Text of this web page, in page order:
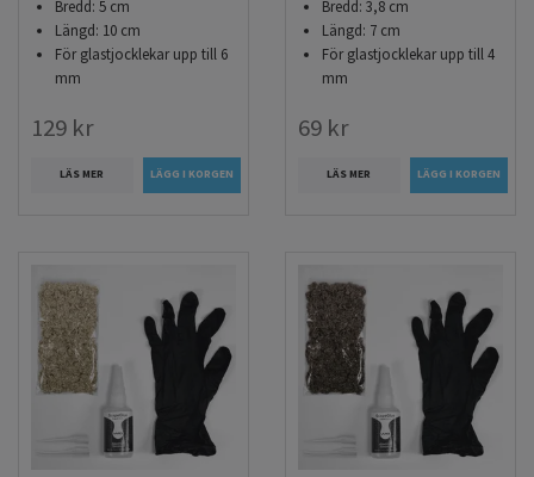
Bredd: 5 cm
Längd: 10 cm
För glastjocklekar upp till 6
mm
129 kr
LÄS MER
Bredd: 3,8 cm
Längd: 7 cm
För glastjocklekar upp till 4
mm
69 kr
LÄS MER